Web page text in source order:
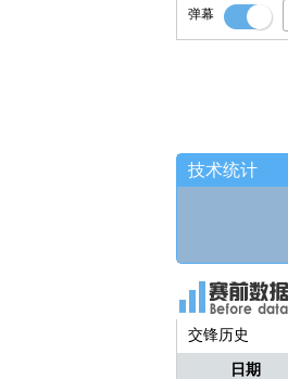
弹幕
技术统计
交锋历史
日期